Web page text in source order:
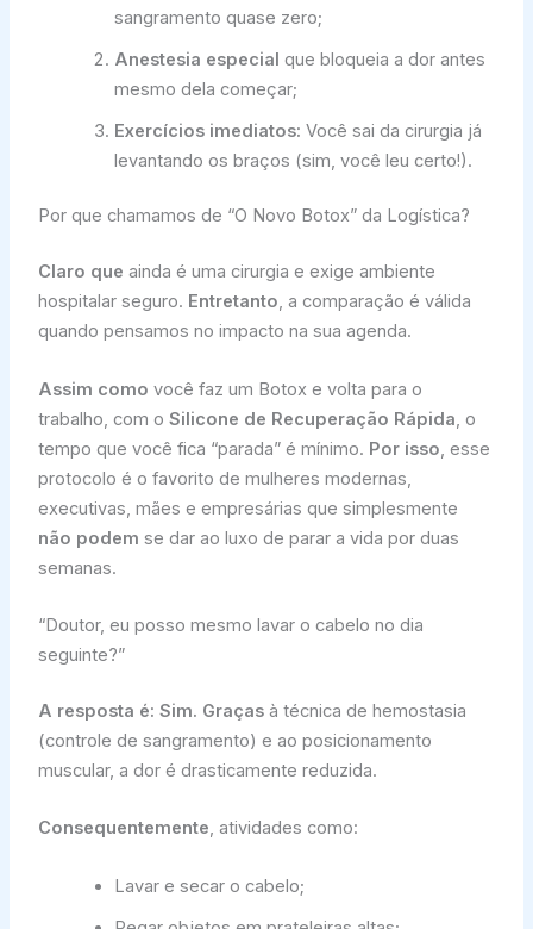
sangramento quase zero;
Anestesia especial que bloqueia a dor antes
mesmo dela começar;
Exercícios imediatos: Você sai da cirurgia já
levantando os braços (sim, você leu certo!).
Por que chamamos de “O Novo Botox” da Logística?
Claro que ainda é uma cirurgia e exige ambiente
hospitalar seguro. Entretanto, a comparação é válida
quando pensamos no impacto na sua agenda.
Assim como você faz um Botox e volta para o
trabalho, com o Silicone de Recuperação Rápida, o
tempo que você fica “parada” é mínimo. Por isso, esse
protocolo é o favorito de mulheres modernas,
executivas, mães e empresárias que simplesmente
não podem se dar ao luxo de parar a vida por duas
semanas.
“Doutor, eu posso mesmo lavar o cabelo no dia
seguinte?”
A resposta é: Sim. Graçasà técnica de hemostasia
(controle de sangramento) e ao posicionamento
muscular, a dor é drasticamente reduzida.
Consequentemente, atividades como:
Lavar e secar o cabelo;